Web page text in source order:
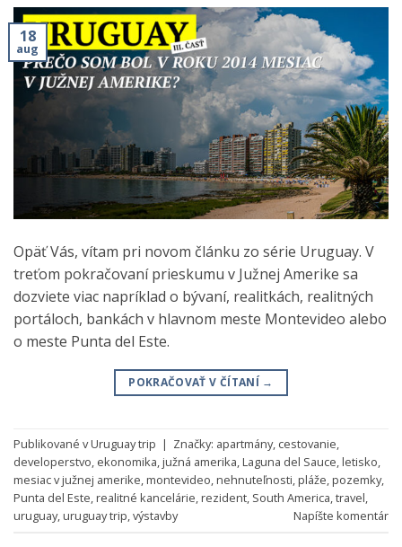
18
aug
Opäť Vás, vítam pri novom článku zo série Uruguay. V
treťom pokračovaní prieskumu v Južnej Amerike sa
dozviete viac napríklad o bývaní, realitkách, realitných
portáloch, bankách v hlavnom meste Montevideo alebo
o meste Punta del Este.
POKRAČOVAŤ V ČÍTANÍ →
Publikované vUruguay trip | Značky: apartmány, cestovanie,
developerstvo, ekonomika,južná amerika,Laguna del Sauce,letisko,
mesiac v južnej amerike,montevideo,nehnuteľnosti,pláže,pozemky,
Punta del Este,realitné kancelárie,rezident, South America,travel,
uruguay,uruguay trip,výstavby Napíšte komentár